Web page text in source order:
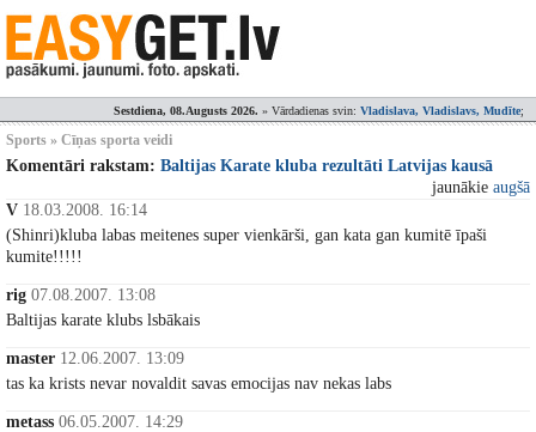
Sestdiena, 08.Augusts 2026. » Vārdadienas svin: Vladislava, Vladislavs, Mudīte;
Sports » Cīņas sporta veidi
Komentāri rakstam: Baltijas Karate kluba rezultāti Latvijas kausā
jaunākie augšā
V 18.03.2008. 16:14
(Shinri)kluba labas meitenes super vienkārši, gan kata gan kumitē īpaši
kumite!!!!!
rig 07.08.2007. 13:08
Baltijas karate klubs lsbākais
master 12.06.2007. 13:09
tas ka krists nevar novaldit savas emocijas nav nekas labs
metass 06.05.2007. 14:29